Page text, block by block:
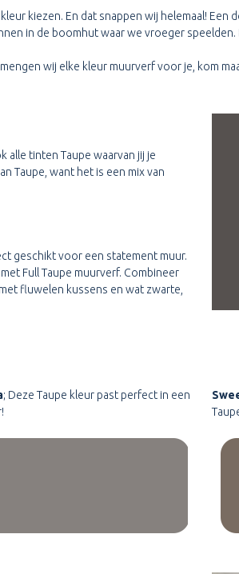
kiezen. En dat snappen wij helemaal! Een
in de boomhut waar we vroeger speelden.
wij elke kleur muurverf voor je, kom
alle tinten Taupe waarvan jij je
Taupe, want het is een mix van
geschikt voor een statement muur.
Full Taupe muurverf. Combineer
fluwelen kussens en wat zwarte,
; Deze Taupe kleur past perfect in een